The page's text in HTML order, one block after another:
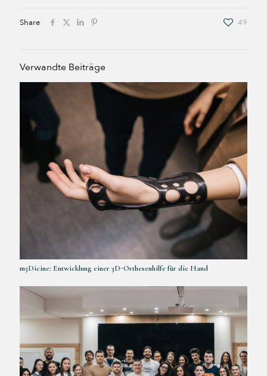
Share 49
Verwandte Beiträge
m3Dicine: Entwicklung einer 3D-Orthesenhilfe für die Hand